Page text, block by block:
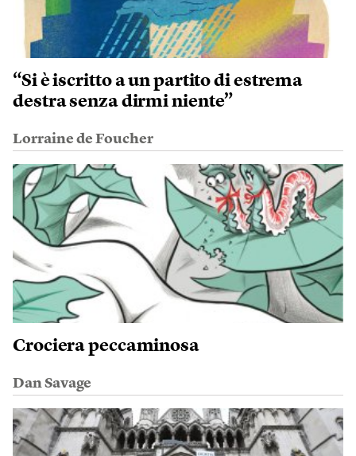
“Si è iscritto a un partito di estrema
destra senza dirmi niente”
Lorraine de Foucher
Crociera peccaminosa
Dan Savage